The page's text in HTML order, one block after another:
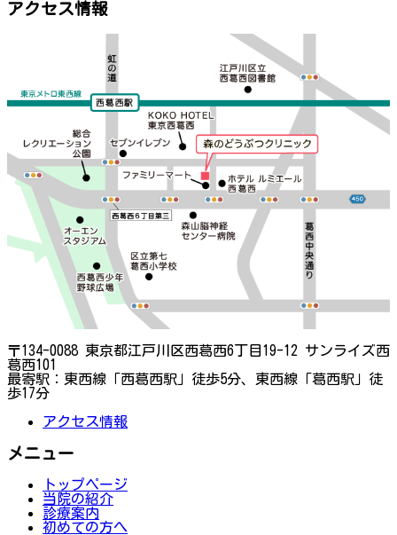
アクセス情報
〒134-0088 東京都江戸川区西葛西6丁目19-12 サンライズ西
葛西101
最寄駅：東西線「西葛西駅」徒歩5分、東西線「葛西駅」徒
歩17分
アクセス情報
メニュー
トップページ
当院の紹介
診療案内
初めての方へ